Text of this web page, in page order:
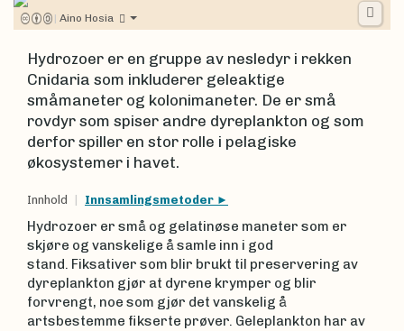
| Aino Hosia
Hydrozoer er en gruppe av nesledyr i rekken
Cnidaria som inkluderer geleaktige
småmaneter og kolonimaneter. De er små
rovdyr som spiser andre dyreplankton og som
derfor spiller en stor rolle i pelagiske
økosystemer i havet.
Innhold Innsamlingsmetoder
Hydrozoer er små og gelatinøse maneter som er
skjøre og vanskelige å samle inn i god
stand. Fiksativer som blir brukt til preservering av
dyreplankton gjør at dyrene krymper og blir
forvrengt, noe som gjør det vanskelig å
artsbestemme fikserte prøver. Geleplankton har av